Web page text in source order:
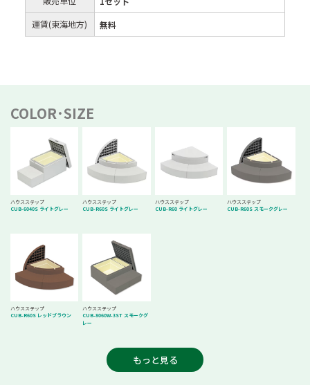
運賃(東海地方)
無料
COLOR･SIZE
ハウスステップ
CUB-6040S ライトグレー
ハウスステップ
CUB-R60S ライトグレー
ハウスステップ
CUB-R60 ライトグレー
ハウスステップ
CUB-R60S スモークグレー
ハウスステップ
CUB-R60S レッドブラウン
ハウスステップ
CUB-8060W-3ST スモークグ
レー
もっと見る